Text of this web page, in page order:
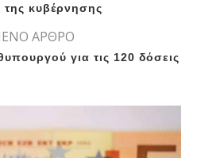
κυβέρνησης
ΑΡΘΡΟ
για τις 120 δόσεις